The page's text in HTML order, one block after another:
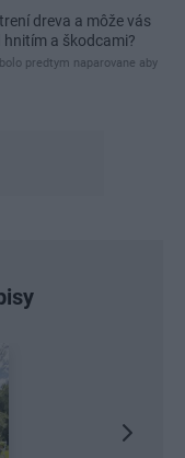
dreva a môže vás
a škodcami?
predtym naparovane aby